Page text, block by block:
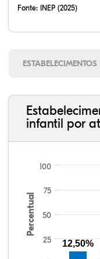
Fonte: INEP (2025)
infantil por
Percentual
25
50
75
100
12,50%